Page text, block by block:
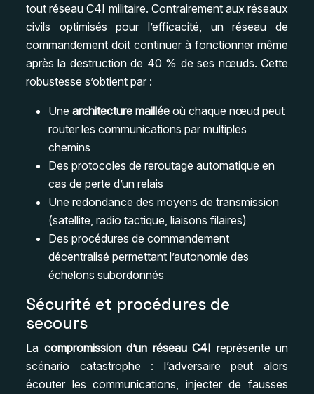
tout réseau C4I militaire. Contrairement aux réseaux
civils optimisés pour l’efficacité, un réseau de
commandement doit continuer à fonctionner même
après la destruction de 40 % de ses nœuds. Cette
robustesse s’obtient par :
Une architecture maillée où chaque nœud peut
router les communications par multiples
chemins
Des protocoles de reroutage automatique en
cas de perte d’un relais
Une redondance des moyens de transmission
(satellite, radio tactique, liaisons filaires)
Des procédures de commandement
décentralisé permettant l’autonomie des
échelons subordonnés
Sécurité et procédures de
secours
La compromission d’un réseau C4I représente un
scénario catastrophe : l’adversaire peut alors
écouter les communications, injecter de fausses